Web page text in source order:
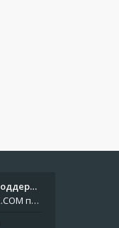
Спасибо всем, кто поддерживае…
Доменное имя KIEV-X.COM продлено до третьей декады августа 2027 года! Спасибо всем анонимным пользователям, которые по